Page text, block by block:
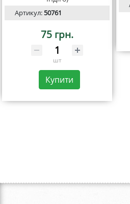
Артикул:50761
75 грн.
шт
Купити